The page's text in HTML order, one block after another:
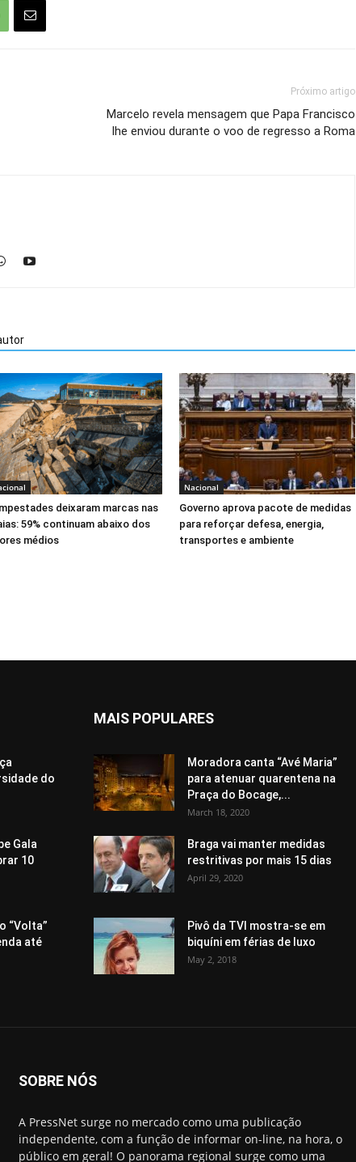
Próximo artigo
Marcelo revela mensagem que Papa Francisco
lhe enviou durante o voo de regresso a Roma
deixaram marcas nas
59% continuam abaixo dos
médios
Nacional
Governo aprova pacote de medidas
para reforçar defesa, energia,
transportes e ambiente
do
Gala
10
“Volta”
até
MAIS POPULARES
Moradora canta “Avé Maria”
para atenuar quarentena na
Praça do Bocage,...
March 18, 2020
Braga vai manter medidas
restritivas por mais 15 dias
April 29, 2020
Pivô da TVI mostra-se em
biquíni em férias de luxo
May 2, 2018
SOBRE NÓS
A PressNet surge no mercado como uma publicação
independente, com a função de informar on-line, na hora, o
público em geral! O panorama regional surge como uma